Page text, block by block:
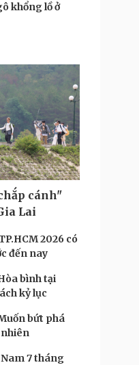
khổng lồ ở
cánh"
Lai
2026 có
đến nay
bình tại
kỷ lục
bứt phá
nhiên
7 tháng